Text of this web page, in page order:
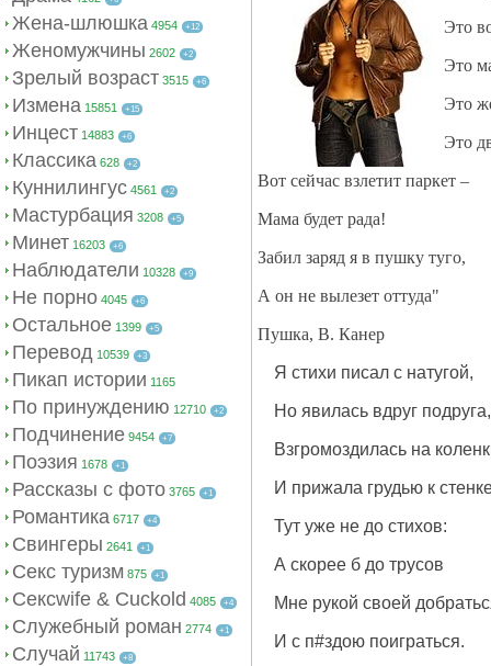
Жена-шлюшка 4954 +12
Женомужчины 2602 +2
Зрелый возраст 3515 +6
Измена 15851 +15
Инцест 14883 +6
Классика 628 +2
Куннилингус 4561 +2
Мастурбация 3208 +5
Минет 16203 +6
Наблюдатели 10328 +9
Не порно 4045 +6
Остальное 1399 +5
Перевод 10539 +3
Пикап истории 1165
По принуждению 12710 +2
Подчинение 9454 +7
Поэзия 1678 +1
Рассказы с фото 3765 +1
Романтика 6717 +4
Свингеры 2641 +1
Секс туризм 875 +1
Сексwife & Cuckold 4085 +4
Служебный роман 2774 +1
Случай 11743 +8
Это
Это
Это
Это
Вот сейчас взлетит паркет –
Мама будет рада!
Забил заряд я в пушку туго,
А он не вылезет оттуда"
Пушка, В. Канер
Я стихи писал с натугой,
Но явилась вдруг подруга,
Взгромоздилась на
И прижала грудью к
Тут уже не до стихов:
А скорее б до трусов
Мне рукой своей
И с п#здою поиграться.